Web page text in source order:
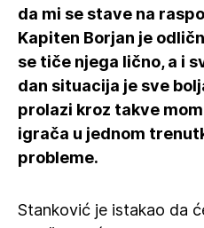
da mi se stave na
Kapiten Borjan je
se tiče njega lično, a i
dan situacija je sve
prolazi kroz takve
igrača u jednom
probleme.
Stanković je istakao da